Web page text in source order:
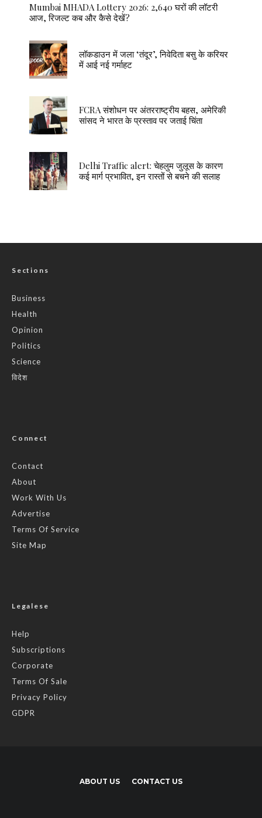
Mumbai MHADA Lottery 2026: 2,640 घरों की लॉटरी
आज, रिजल्ट कब और कैसे देखें?
लॉकडाउन में जला ‘तंदूर’, निवेदिता बसु के करियर
में आई नई गर्माहट
FCRA संशोधन पर अंतरराष्ट्रीय बहस, अमेरिकी
सांसद ने भारत के प्रस्ताव पर जताई चिंता
Delhi Traffic alert: चेहलुम जुलूस के कारण
कई मार्ग प्रभावित, इन रास्तों से बचने की सलाह
Sections
Business
Health
Opinion
Politics
Science
विदेश
Connect
Contact
About
Work With Us
Advertise
Terms Of Service
Site Map
Legalese
Help
Subscriptions
Corporate
Terms Of Sale
Privacy Policy
GDPR
ABOUT US CONTACT US